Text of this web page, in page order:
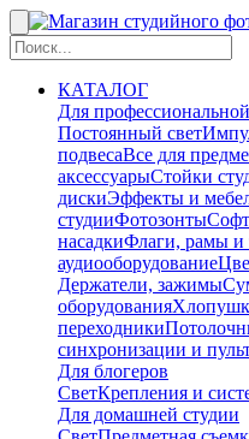
КАТАЛОГ
Для
Постоянный свет
подвесаВсе для
аксессуарыСтойки
дискиЭффекты и
студииФотозонты
насадкиФлаги, рамы и
аудиооборудование
Держатели, зажимы
оборудования
переходники
синхронизации и
Для блогеров
СветКрепления и
Для домашней студии